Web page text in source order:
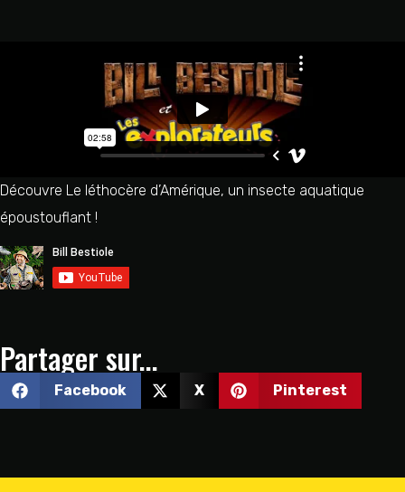
Découvre Le léthocère d’Amérique, un insecte aquatique
époustouflant !
Partager sur...
Facebook X Pinterest